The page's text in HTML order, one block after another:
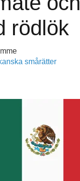
rödlök
smårätter